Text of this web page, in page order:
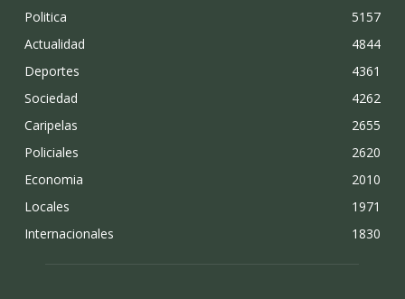
Politica
5157
Actualidad
4844
Deportes
4361
Sociedad
4262
Caripelas
2655
Policiales
2620
Economia
2010
Locales
1971
Internacionales
1830